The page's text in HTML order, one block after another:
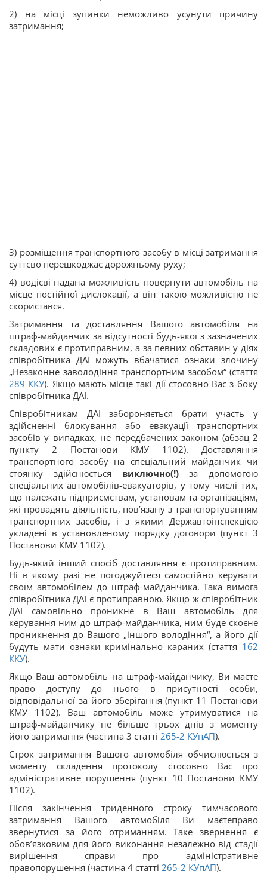
2) на місці зупинки неможливо усунути причину
затримання;
3) розміщення транспортного засобу в місці затримання
суттєво перешкоджає дорожньому руху;
4) водієві надана можливість повернути автомобіль на
місце постійної дислокації, а він такою можливістю не
скористався.
Затримання та доставляння Вашого автомобіля на
штраф-майданчик за відсутності будь-якої з зазначених
складових є протиправним, а за певних обставин у діях
співробітника ДАІ можуть вбачатися ознаки злочину
„Незаконне заволодіння транспортним засобом“ (стаття
289 ККУ). Якщо мають місце такі дії стосовно Вас з боку
співробітника ДАІ.
Співробітникам ДАІ забороняється брати участь у
здійсненні блокування або евакуації транспортних
засобів у випадках, не передбачених законом (абзац 2
пункту 2 Постанови КМУ 1102). Доставляння
транспортного засобу на спеціальний майданчик чи
стоянку здійснюється виключно(!)за допомогою
спеціальних автомобілів-евакуаторів, у тому числі тих,
що належать підприємствам, установам та організаціям,
які провадять діяльність, пов’язану з транспортуванням
транспортних засобів, і з якими Державтоінспекцією
укладені в установленому порядку договори (пункт 3
Постанови КМУ 1102).
Будь-який інший спосіб доставляння є протиправним.
Ні в якому разі не погоджуйтеся самостійно керувати
своїм автомобілем до штраф-майданчика. Така вимога
співробітника ДАІ є протиправною. Якщо ж співробітник
ДАІ самовільно проникне в Ваш автомобіль для
керування ним до штраф-майданчика, ним буде скоєне
проникнення до Вашого „іншого володіння“, а його дії
будуть мати ознаки кримінально караних (стаття 162
ККУ).
Якщо Ваш автомобіль на штраф-майданчику, Ви маєте
право доступу до нього в присутності особи,
відповідальної за його зберігання (пункт 11 Постанови
КМУ 1102). Ваш автомобіль може утримуватися на
штраф-майданчику не більше трьох днів з моменту
його затримання (частина 3 статті 265-2 КУпАП).
Строк затримання Вашого автомобіля обчислюється з
моменту складення протоколу стосовно Вас про
адміністративне порушення (пункт 10 Постанови КМУ
1102).
Після закінчення триденного строку тимчасового
затримання Вашого автомобіля Ви маєтеправо
звернутися за його отриманням. Таке звернення є
обов’язковим для його виконання незалежно від стадії
вирішення справи про адміністративне
правопорушення (частина 4 статті 265-2 КУпАП).